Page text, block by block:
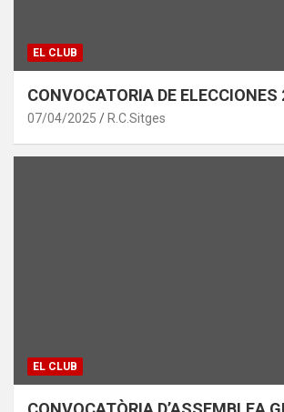
EL CLUB
CONVOCATORIA DE ELECCIONES
07/04/2025 R.C.Sitges
EL CLUB